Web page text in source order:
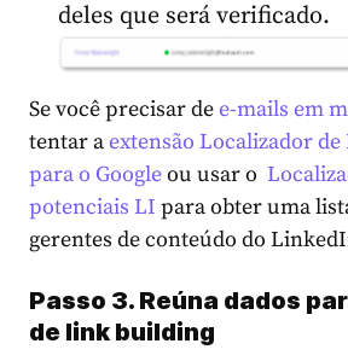
deles que será verificado.
Se você precisar dee-mails em
tentar aextensão Localizador de
para o Googleou usar o
potenciais LI para obter uma
gerentes de conteúdo do
Passo 3. Reúna dados
de link building